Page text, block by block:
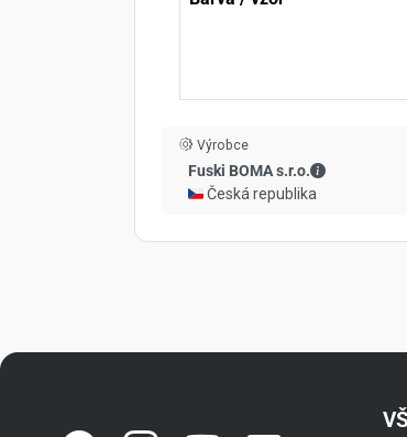
Výrobce
Fuski BOMA s.r.o.
Fuski
🇨🇿 Česká republika